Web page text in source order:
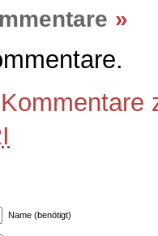
»
Name (benötigt)